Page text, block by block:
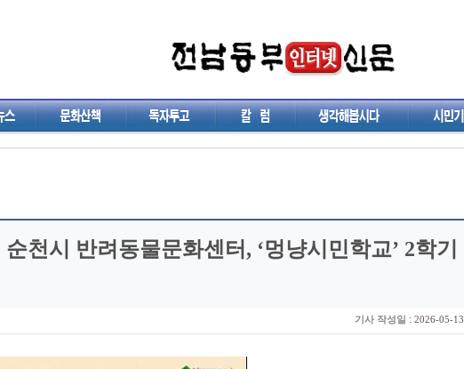
순천시 반려동물문화센터, ‘멍냥시민학교’ 2학기
기사 작성일 : 2026-05-13